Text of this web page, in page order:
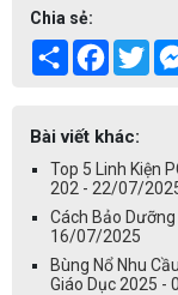
Chia sẻ:
Share
Bài viết khác:
Top 5 Linh Kiện
202 - 22/07/
Cách Bảo
16/07/2025
Bùng Nổ Nhu
Giáo Dục 2025 -